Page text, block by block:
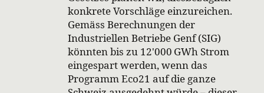
konkrete Vorschläge einzureichen.
Gemäss Berechnungen der
Industriellen Betriebe Genf (SIG)
könnten bis zu 12'000 GWh Strom
eingespart werden, wenn das
Programm Eco21 auf die ganze